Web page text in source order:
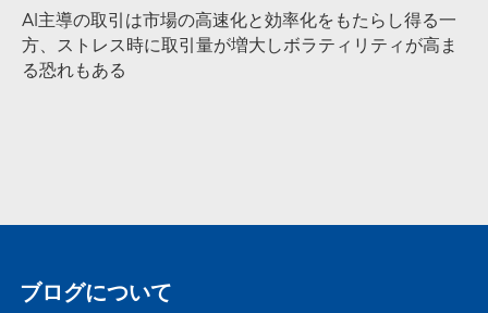
AI主導の取引は市場の高速化と効率化をもたらし得る一
方、ストレス時に取引量が増大しボラティリティが高ま
る恐れもある
ブログについて